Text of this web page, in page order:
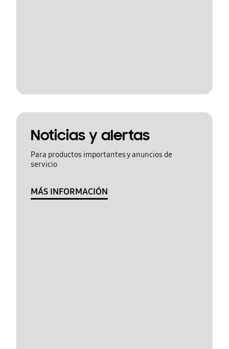
Noticias y alertas
Para productos importantes y anuncios de
servicio
MÁS INFORMACIÓN